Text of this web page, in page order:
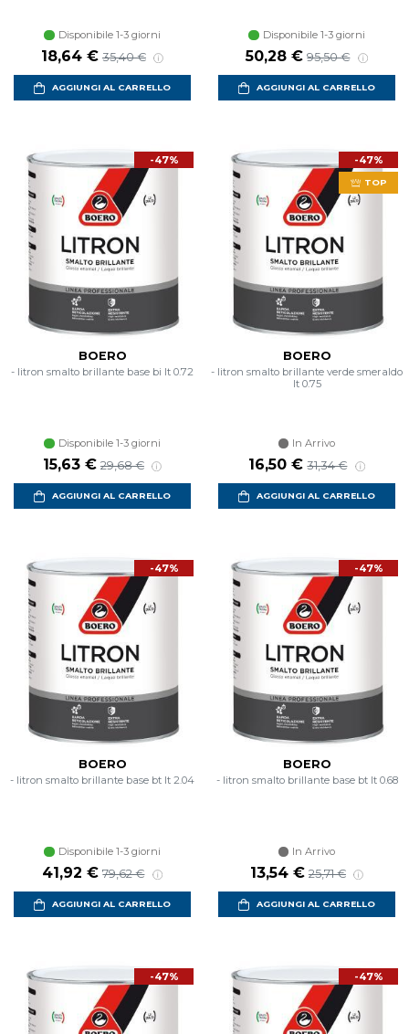
Disponibile 1-3 giorni
18,64 € 35,40 €
AGGIUNGI AL CARRELLO
Disponibile 1-3 giorni
50,28 € 95,50 €
AGGIUNGI AL CARRELLO
-47%
BOERO
- litron smalto brillante base bi lt 0.72
Disponibile 1-3 giorni
15,63 € 29,68 €
AGGIUNGI AL CARRELLO
-47%
TOP
BOERO
- litron smalto brillante verde smeraldo
lt 0.75
In Arrivo
16,50 € 31,34 €
AGGIUNGI AL CARRELLO
-47%
BOERO
- litron smalto brillante base bt lt 2.04
Disponibile 1-3 giorni
41,92 € 79,62 €
AGGIUNGI AL CARRELLO
-47%
BOERO
- litron smalto brillante base bt lt 0.68
In Arrivo
13,54 € 25,71 €
AGGIUNGI AL CARRELLO
-47% -47%